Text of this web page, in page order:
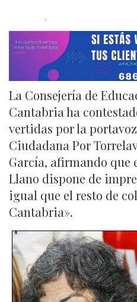
.
La Consejería de
Cantabria ha
vertidas por la
Ciudadana Por
García, afirmando que
Llano dispone de
igual que el resto de
Cantabria».